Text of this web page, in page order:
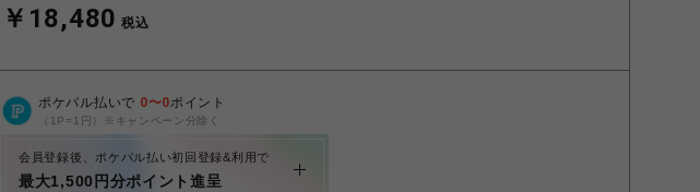
￥18,480 税込
ポケパル払いで 0〜0ポイント
（1P=1円）※キャンペーン分除く
会員登録後、ポケパル払い初回登録&利用で
最大1,500円分ポイント進呈